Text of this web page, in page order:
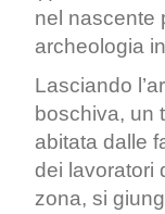
nel nascente
archeologia
Lasciando
boschiva, un
abitata dalle
dei lavoratori
zona, si